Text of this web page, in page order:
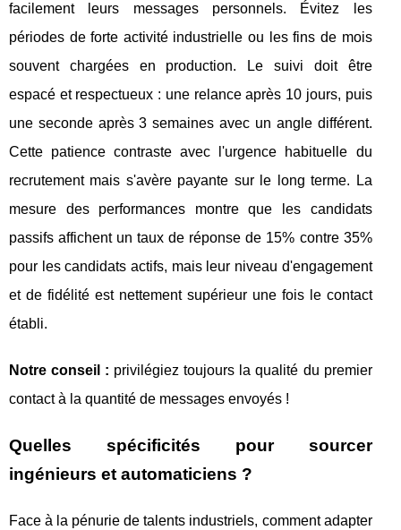
facilement leurs messages personnels. Évitez les
périodes de forte activité industrielle ou les fins de mois
souvent chargées en production. Le suivi doit être
espacé et respectueux : une relance après 10 jours, puis
une seconde après 3 semaines avec un angle différent.
Cette patience contraste avec l'urgence habituelle du
recrutement mais s'avère payante sur le long terme. La
mesure des performances montre que les candidats
passifs affichent un taux de réponse de 15% contre 35%
pour les candidats actifs, mais leur niveau d'engagement
et de fidélité est nettement supérieur une fois le contact
établi.
Notre conseil : privilégiez toujours la qualité du premier
contact à la quantité de messages envoyés !
Quelles spécificités pour sourcer
ingénieurs et automaticiens ?
Face à la pénurie de talents industriels, comment adapter